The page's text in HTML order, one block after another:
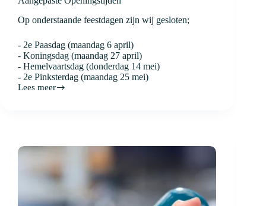
Op onderstaande feestdagen zijn wij gesloten;
- 2e Paasdag (maandag 6 april)
- Koningsdag (maandag 27 april)
- Hemelvaartsdag (donderdag 14 mei)
- 2e Pinksterdag (maandag 25 mei)
Lees meer
Aangepaste